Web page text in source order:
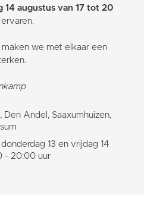
14 augustus van 17 tot 20
maken we met elkaar een
Den Andel, Saaxumhuizen,
13 en vrijdag 14
- 20:00 uur